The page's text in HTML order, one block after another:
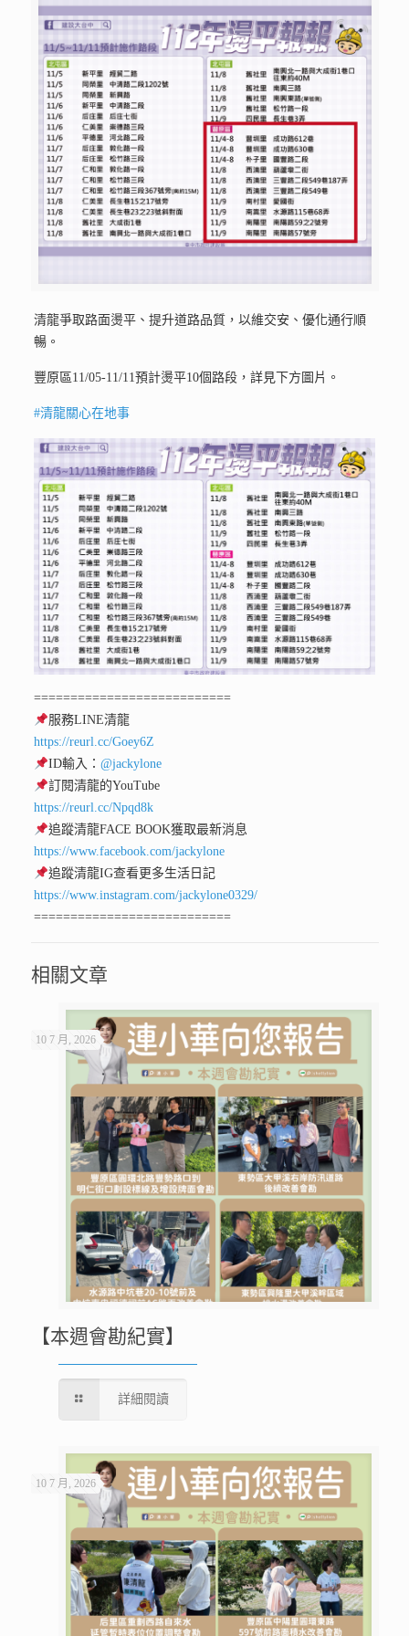
清龍爭取路面燙平、提升道路品質，以維交安、優化通行順
暢。
豐原區11/05-11/11預計燙平10個路段，詳見下方圖片。
#清龍關心在地事
===========================
服務LINE清龍
https://reurl.cc/Goey6Z
ID輸入：@jackylone
訂閱清龍的YouTube
https://reurl.cc/Npqd8k
追蹤清龍FACE BOOK獲取最新消息
https://www.facebook.com/jackylone
追蹤清龍IG查看更多生活日記
https://www.instagram.com/jackylone0329/
===========================
相關文章
10 7 月, 2026
【本週會勘紀實】
詳細閱讀
10 7 月, 2026